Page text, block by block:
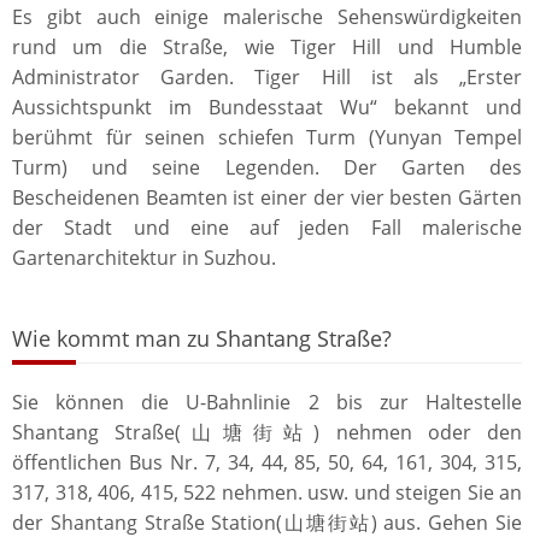
Es gibt auch einige malerische Sehenswürdigkeiten
rund um die Straße, wie Tiger Hill und Humble
Administrator Garden. Tiger Hill ist als „Erster
Aussichtspunkt im Bundesstaat Wu“ bekannt und
berühmt für seinen schiefen Turm (Yunyan Tempel
Turm) und seine Legenden. Der Garten des
Bescheidenen Beamten ist einer der vier besten Gärten
der Stadt und eine auf jeden Fall malerische
Gartenarchitektur in Suzhou.
Wie kommt man zu Shantang Straße?
Sie können die U-Bahnlinie 2 bis zur Haltestelle
Shantang Straße(山塘街站) nehmen oder den
öffentlichen Bus Nr. 7, 34, 44, 85, 50, 64, 161, 304, 315,
317, 318, 406, 415, 522 nehmen. usw. und steigen Sie an
der Shantang Straße Station(山塘街站) aus. Gehen Sie